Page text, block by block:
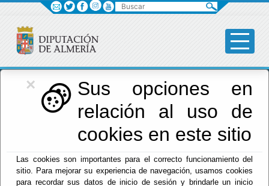
×
Sus opciones en
relación al uso de
cookies en este sitio
Las cookies son importantes para el correcto funcionamiento del
sitio. Para mejorar su experiencia de navegación, usamos cookies
para recordar sus datos de inicio de sesión y brindarle un inicio
Red Provincial
de Almería
Menú RPC
Buscar